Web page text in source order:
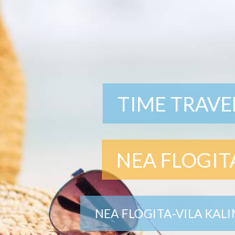
TIME
NEA
NEA FLOGITA-VILA